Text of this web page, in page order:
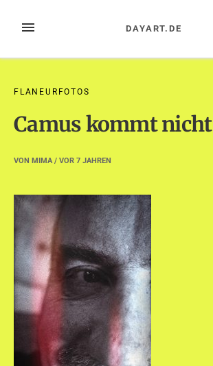
InhaltMENÜ DAYART.DE
FLANEURFOTOS
Camus kommt nicht
VON MIMA/ VOR 7 JAHREN